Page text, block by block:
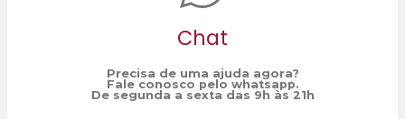
Chat
Precisa de uma ajuda agora?
Fale conosco pelo whatsapp.
De segunda a sexta das 9h às 21h